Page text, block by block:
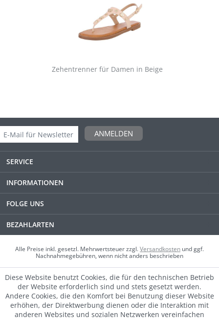
Zehentrenner für Damen in Beige
ANMELDEN
SERVICE
INFORMATIONEN
FOLGE UNS
BEZAHLARTEN
Alle Preise inkl. gesetzl. Mehrwertsteuer zzgl.Versandkosten und ggf.
Nachnahmegebühren, wenn nicht anders beschrieben
Diese Website benutzt Cookies, die für den technischen Betrieb
der Website erforderlich sind und stets gesetzt werden.
Andere Cookies, die den Komfort bei Benutzung dieser Website
erhöhen, der Direktwerbung dienen oder die Interaktion mit
anderen Websites und sozialen Netzwerken vereinfachen